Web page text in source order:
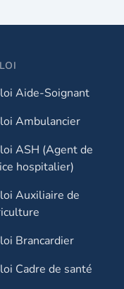
Aide-Soignant
Ambulancier
ASH (Agent de
hospitalier)
Auxiliaire de
Brancardier
Cadre de santé